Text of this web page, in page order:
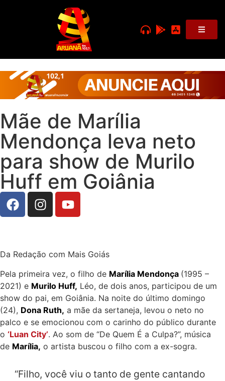
Mãe de Marília
Mendonça leva neto
para show de Murilo
Huff em Goiânia
Da Redação com Mais Goiás
Pela primeira vez, o filho de Marília Mendonça (1995 –
2021) e Murilo Huff, Léo, de dois anos, participou de um
show do pai, em Goiânia. Na noite do último domingo
(24), Dona Ruth, a mãe da sertaneja, levou o neto no
palco e se emocionou com o carinho do público durante
o ‘Luan City’. Ao som de “De Quem É a Culpa?”, música
de Marília, o artista buscou o filho com a ex-sogra.
“Filho, você viu o tanto de gente cantando